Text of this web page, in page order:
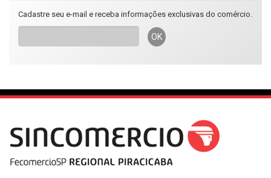
Cadastre seu e-mail e receba informações exclusivas do comércio.
OK